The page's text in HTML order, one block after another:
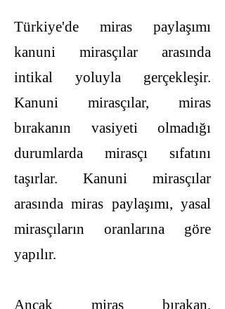
Türkiye'de miras paylaşımı
kanuni mirasçılar arasında
intikal yoluyla gerçekleşir.
Kanuni mirasçılar, miras
bırakanın vasiyeti olmadığı
durumlarda mirasçı sıfatını
taşırlar. Kanuni mirasçılar
arasında miras paylaşımı, yasal
mirasçıların oranlarına göre
yapılır.
Ancak miras bırakan,